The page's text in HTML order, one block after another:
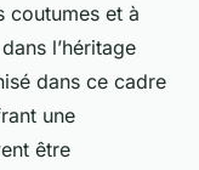
coutumes et à
l’héritage
dans ce cadre
une
être